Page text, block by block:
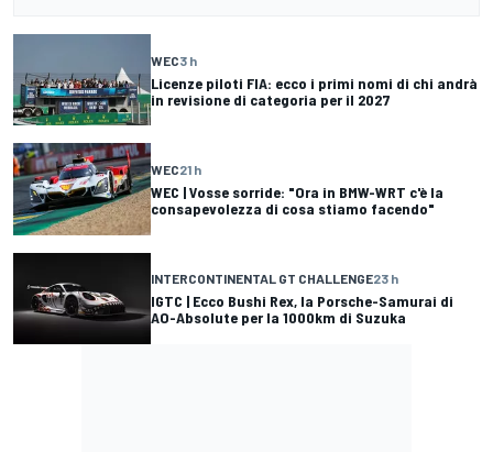
WEC3 h
Licenze piloti FIA: ecco i primi nomi di chi andrà
in revisione di categoria per il 2027
WEC21 h
WEC | Vosse sorride: "Ora in BMW-WRT c'è la
consapevolezza di cosa stiamo facendo"
INTERCONTINENTAL GT CHALLENGE23 h
IGTC | Ecco Bushi Rex, la Porsche-Samurai di
AO-Absolute per la 1000km di Suzuka